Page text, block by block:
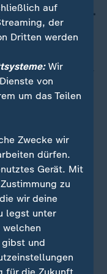
Krieg werden.
der Ukraine weiter
Russland seien
den
Berlin treffen.
Europäer sein,
die EU mit
Bisher liefen die
Politiker Manfred
auf
der
Dritten werden
Wir
von
um das Teilen
Zwecke wir
dürfen.
Gerät. Mit
zu
wir deine
legst unter
gibst und